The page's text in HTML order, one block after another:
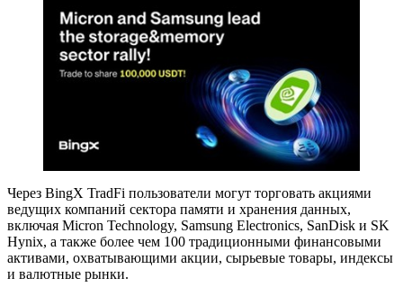
Через BingX TradFi пользователи могут торговать акциями
ведущих компаний сектора памяти и хранения данных,
включая Micron Technology, Samsung Electronics, SanDisk и SK
Hynix, а также более чем 100 традиционными финансовыми
активами, охватывающими акции, сырьевые товары, индексы
и валютные рынки.